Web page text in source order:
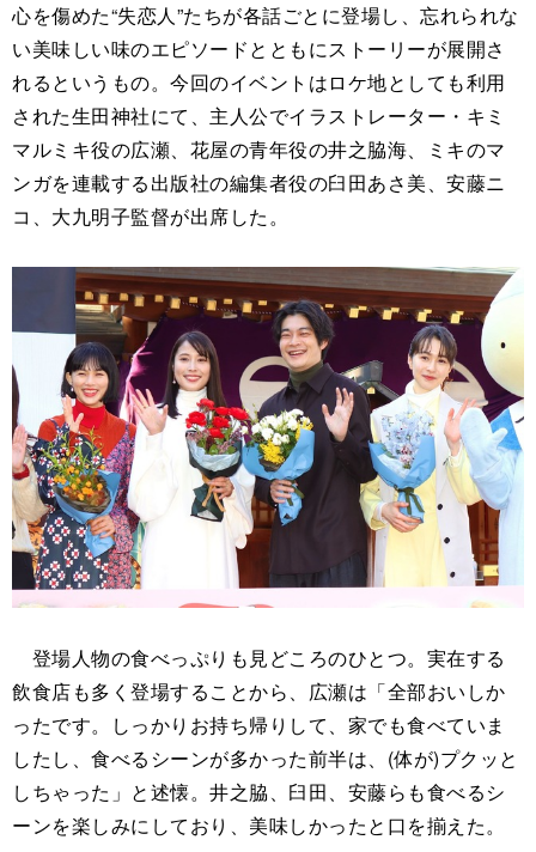
心を傷めた“失恋人”たちが各話ごとに登場し、忘れられな
い美味しい味のエピソードとともにストーリーが展開さ
れるというもの。今回のイベントはロケ地としても利用
された生田神社にて、主人公でイラストレーター・キミ
マルミキ役の広瀬、花屋の青年役の井之脇海、ミキのマ
ンガを連載する出版社の編集者役の臼田あさ美、安藤ニ
コ、大九明子監督が出席した。
登場人物の食べっぷりも見どころのひとつ。実在する
飲食店も多く登場することから、広瀬は「全部おいしか
ったです。しっかりお持ち帰りして、家でも食べていま
したし、食べるシーンが多かった前半は、(体が)プクッと
しちゃった」と述懐。井之脇、臼田、安藤らも食べるシ
ーンを楽しみにしており、美味しかったと口を揃えた。